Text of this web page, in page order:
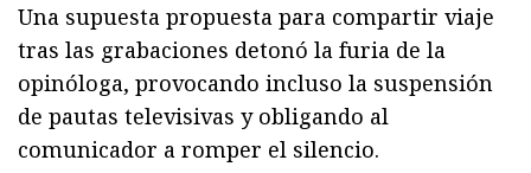
Una supuesta propuesta para compartir viaje
tras las grabaciones detonó la furia de la
opinóloga, provocando incluso la suspensión
de pautas televisivas y obligando al
comunicador a romper el silencio.